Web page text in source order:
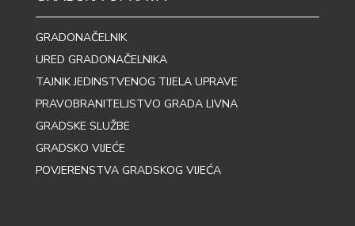
GRADONAČELNIK
URED GRADONAČELNIKA
TAJNIK JEDINSTVENOG TIJELA UPRAVE
PRAVOBRANITELJSTVO GRADA LIVNA
GRADSKE SLUŽBE
GRADSKO VIJEĆE
POVJERENSTVA GRADSKOG VIJEĆA